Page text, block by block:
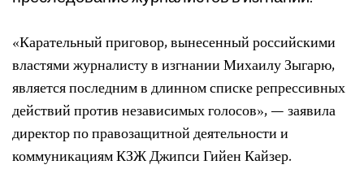
«Карательный приговор, вынесенный российскими
властями журналисту в изгнании Михаилу Зыгарю,
является последним в длинном списке репрессивных
действий против независимых голосов», — заявила
директор по правозащитной деятельности и
коммуникациям КЗЖ Джипси Гийен Кайзер.